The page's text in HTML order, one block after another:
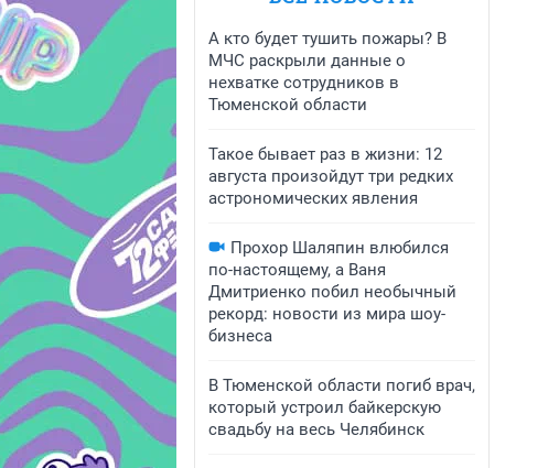
А кто будет тушить пожары? В
МЧС раскрыли данные о
нехватке сотрудников в
Тюменской области
Такое бывает раз в жизни: 12
августа произойдут три редких
астрономических явления
Прохор Шаляпин влюбился
по-настоящему, а Ваня
Дмитриенко побил необычный
рекорд: новости из мира шоу-
бизнеса
В Тюменской области погиб врач,
который устроил байкерскую
свадьбу на весь Челябинск